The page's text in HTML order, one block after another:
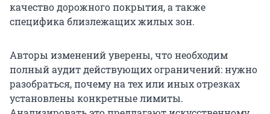
качество дорожного покрытия, а также
специфика близлежащих жилых зон.
Авторы изменений уверены, что необходим
полный аудит действующих ограничений: нужно
разобраться, почему на тех или иных отрезках
установлены конкретные лимиты.